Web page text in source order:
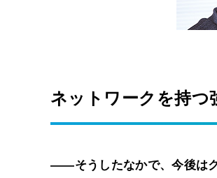
ネットワークを持つ
――そうしたなかで、今後は